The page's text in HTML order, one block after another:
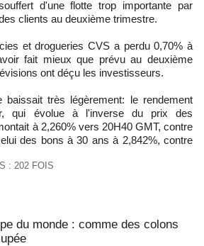
d'une flotte trop importante par
clients au deuxième trimestre.
et drogueries CVS a perdu 0,70% à
fait mieux que prévu au deuxième
ont déçu les investisseurs.
baissait très légèrement: le rendement
qui évolue à l'inverse du prix des
à 2,260% vers 20H40 GMT, contre
des bons à 30 ans à 2,842%, contre
: 202 FOIS
du monde : comme des colons